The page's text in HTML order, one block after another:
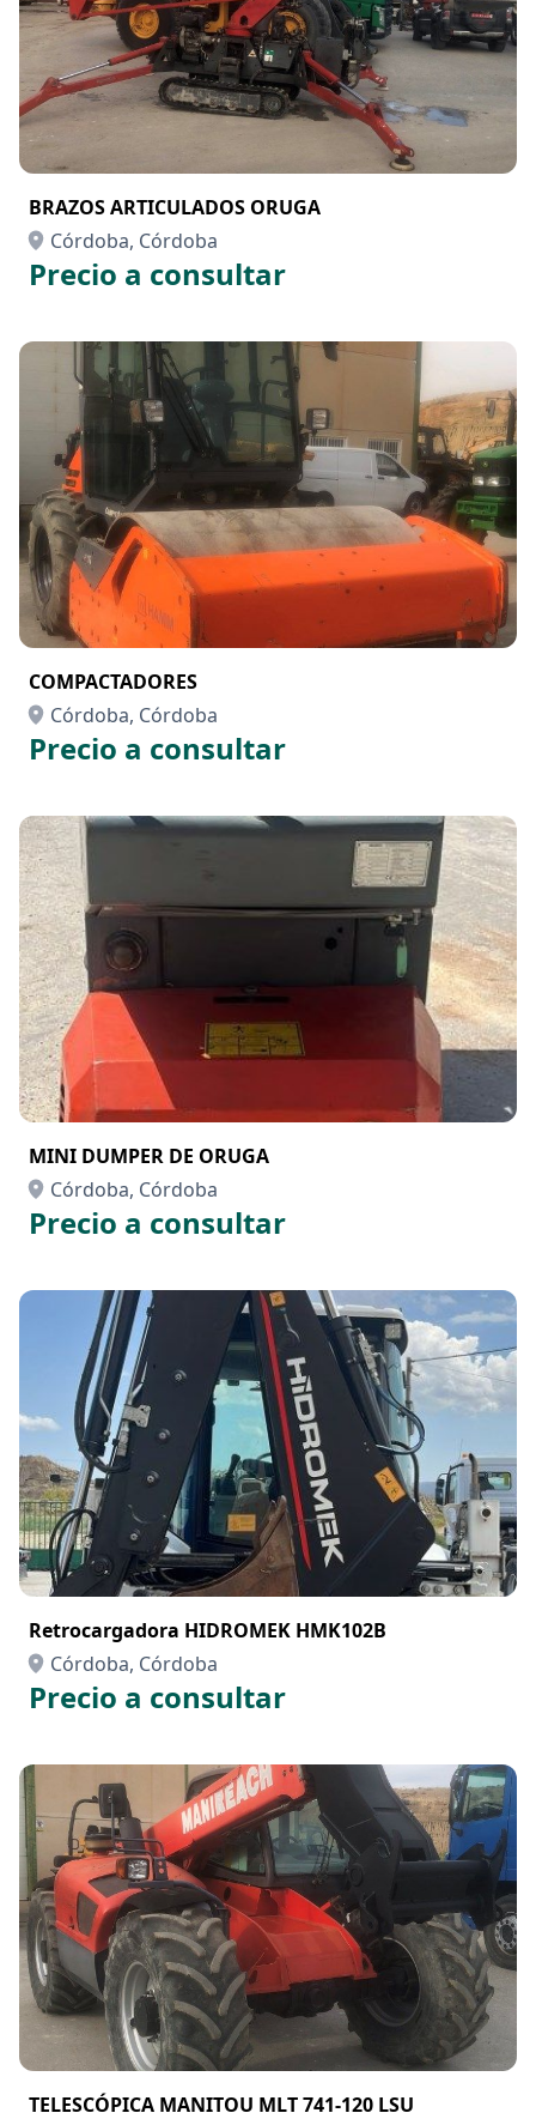
BRAZOS ARTICULADOS ORUGA
Córdoba, Córdoba
Precio a consultar
COMPACTADORES
Córdoba, Córdoba
Precio a consultar
MINI DUMPER DE ORUGA
Córdoba, Córdoba
Precio a consultar
Retrocargadora HIDROMEK HMK102B
Córdoba, Córdoba
Precio a consultar
TELESCÓPICA MANITOU MLT 741-120 LSU